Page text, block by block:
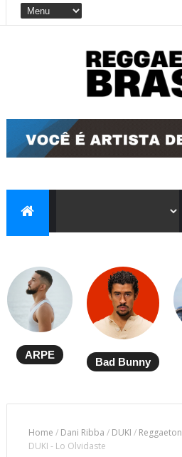
ARPE
Bad Bunny
Home / Dani Ribba / DUKI / Reggaeton
DUKI - Lo Olvidaste